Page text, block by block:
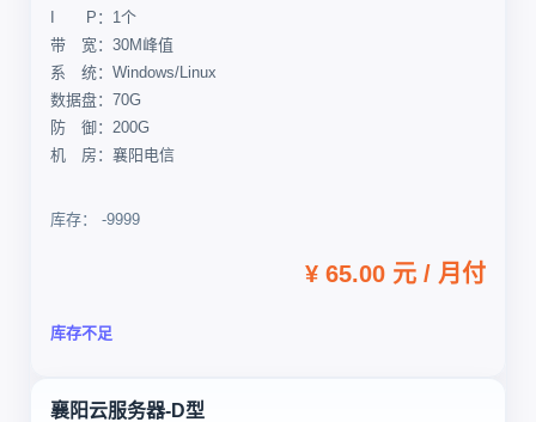
I P：1个
带 宽：30M峰值
系 统：Windows/Linux
数据盘：70G
防 御：200G
机 房：襄阳电信
库存： -9999
¥ 65.00 元 / 月付
库存不足
襄阳云服务器-D型